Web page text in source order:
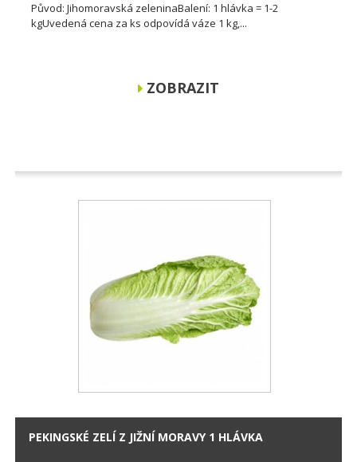
Původ: Jihomoravská zeleninaBalení: 1 hlávka = 1-2
kgUvedená cena za ks odpovídá váze 1 kg,...
ZOBRAZIT
PEKINGSKÉ ZELÍ Z JIŽNÍ MORAVY 1 HLÁVKA